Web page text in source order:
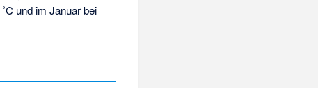
und im Januar bei